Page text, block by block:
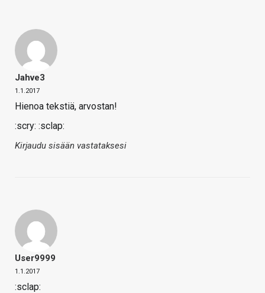
Jahve3
1.1.2017
Hienoa tekstiä, arvostan!
:scry: :sclap:
Kirjaudu sisään vastataksesi
User9999
1.1.2017
:sclap: